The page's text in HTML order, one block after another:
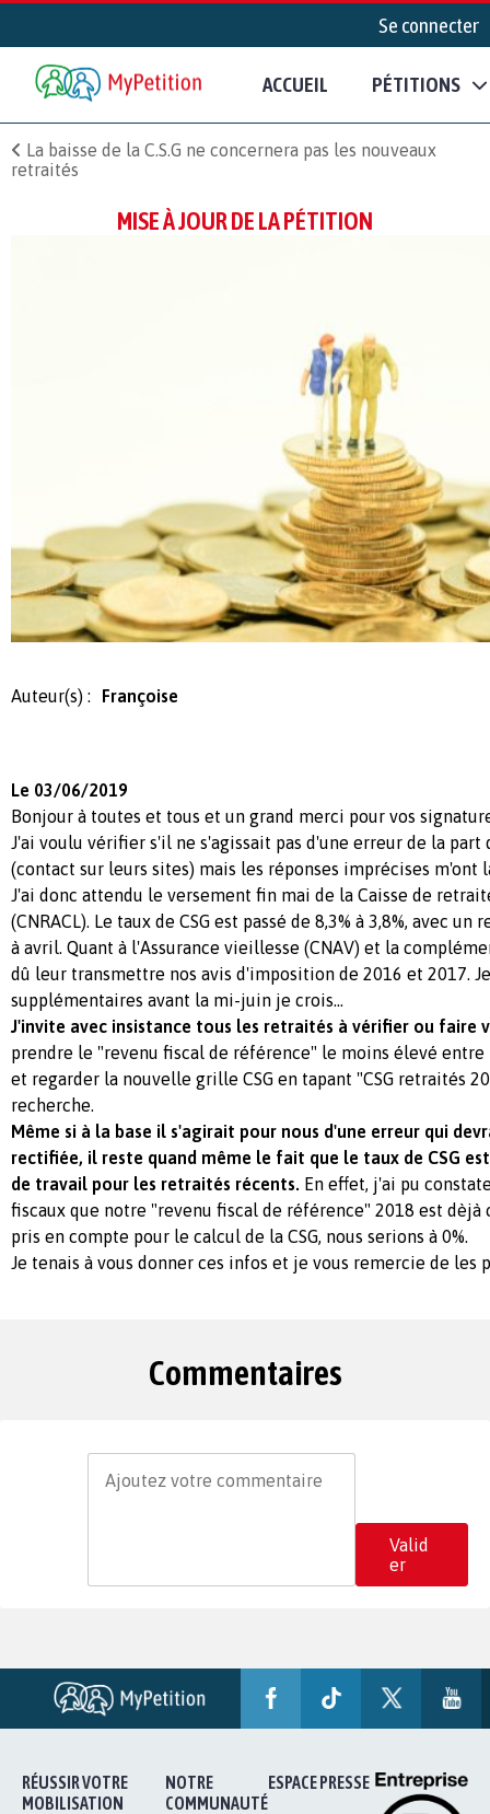
Se connecter
ACCUEIL PÉTITIONS
La baisse de la C.S.G ne concernera pas les nouveaux
retraités
MISE À JOUR DE LA PÉTITION
Auteur(s) : Françoise
Le 03/06/2019
Bonjour à toutes et tous et un grand merci pour vos
J'ai voulu vérifier s'il ne s'agissait pas d'une erreur de la part
(contact sur leurs sites) mais les réponses imprécises m'ont
J'ai donc attendu le versement fin mai de la Caisse de
(CNRACL). Le taux de CSG est passé de 8,3% à 3,8%, avec
à avril. Quant à l'Assurance vieillesse (CNAV) et la
dû leur transmettre nos avis d'imposition de 2016 et 2017.
supplémentaires avant la mi-juin je crois...
J'invite avec insistance tous les retraités à vérifier ou faire
prendre le "revenu fiscal de référence" le moins élevé entre
et regarder la nouvelle grille CSG en tapant "CSG retraités
recherche.
Même si à la base il s'agirait pour nous d'une erreur qui
rectifiée, il reste quand même le fait que le taux de CSG
de travail pour les retraités récents. En effet, j'ai pu
fiscaux que notre "revenu fiscal de référence" 2018 est
pris en compte pour le calcul de la CSG, nous serions à 0%.
Je tenais à vous donner ces infos et je vous remercie de les
Commentaires
Valid
er
RÉUSSIR VOTRE
MOBILISATION
NOTRE
COMMUNAUTÉ
ESPACE PRESSE